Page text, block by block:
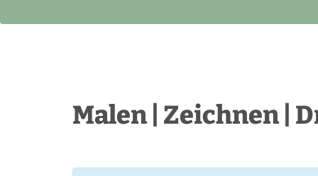
Malen | Zeichnen |